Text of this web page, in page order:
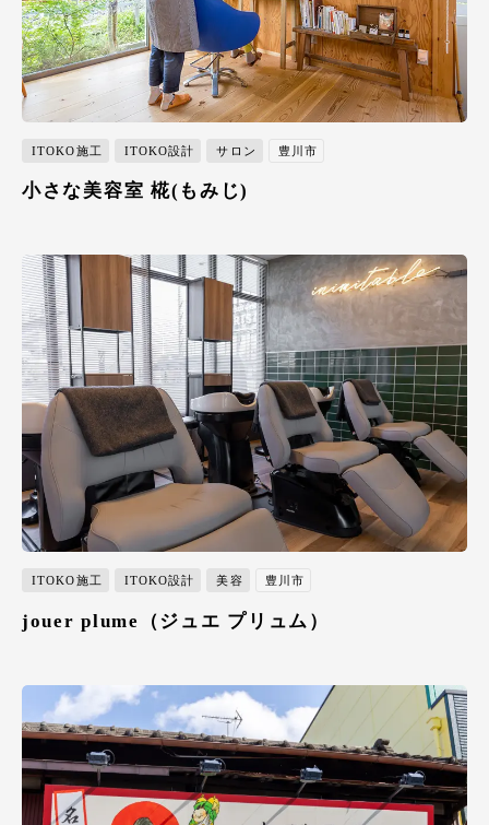
ITOKO施工 ITOKO設計 サロン 豊川市
小さな美容室 椛(もみじ)
ITOKO施工 ITOKO設計 美容 豊川市
jouer plume（ジュエ プリュム）